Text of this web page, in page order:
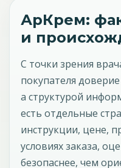
АрКрем:
и
С точки зрения
покупателя
а структурой
есть отдельные
инструкции, цене,
условиях заказа,
безопаснее, чем